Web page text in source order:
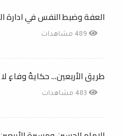
العفة وضبط النفس في ادارة
طريق الأربعين... حكايةُ وفاءٍ